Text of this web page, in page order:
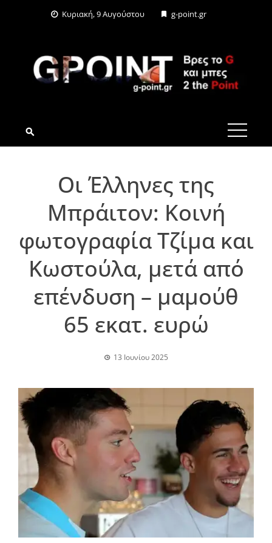
Κυριακή, 9 Αυγούστου g-point.gr
G-POINT.GR
Οι Έλληνες της
Μπράιτον: Κοινή
φωτογραφία Τζίμα και
Κωστούλα, μετά από
επένδυση – μαμούθ
65 εκατ. ευρώ
13 Ιουνίου 2025